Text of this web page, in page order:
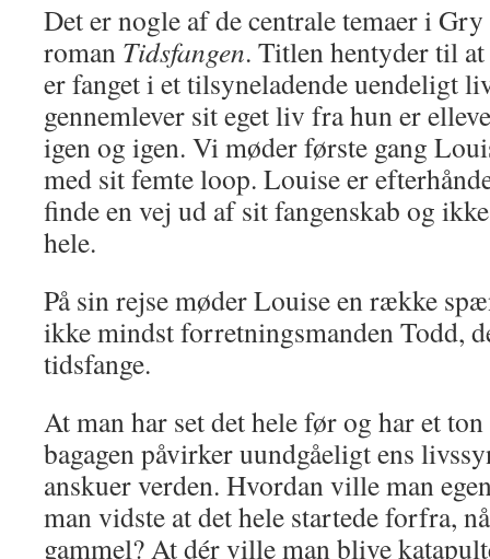
Det er nogle af de centrale temaer i
roman Tidsfangen. Titlen hentyder til
er fanget i et tilsyneladende uendeligt
gennemlever sit eget liv fra hun er
igen og igen. Vi møder første gang
med sit femte loop. Louise er
finde en vej ud af sit fangenskab og
hele.
På sin rejse møder Louise en række
ikke mindst forretningsmanden Todd,
tidsfange.
At man har set det hele før og har et
bagagen påvirker uundgåeligt ens
anskuer verden. Hvordan ville man
man vidste at det hele startede forfra,
gammel? At dér ville man blive